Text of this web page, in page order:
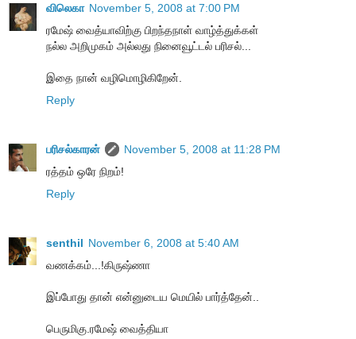
விலெகா November 5, 2008 at 7:00 PM
ரமேஷ் வைத்யாவிற்கு பிறந்தநாள் வாழ்த்துக்கள்
நல்ல அறிமுகம் அல்லது நினைவூட்டல் பரிசல்...
இதை நான் வழிமொழிகிறேன்.
Reply
பரிசல்காரன்
November 5, 2008 at 11:28 PM
ரத்தம் ஒரே நிறம்!
Reply
senthil November 6, 2008 at 5:40 AM
வணக்கம்...!கிருஷ்ணா
இப்போது தான் என்னுடைய மெயில் பார்த்தேன்..
பெருமிகு.ரமேஷ் வைத்தியா